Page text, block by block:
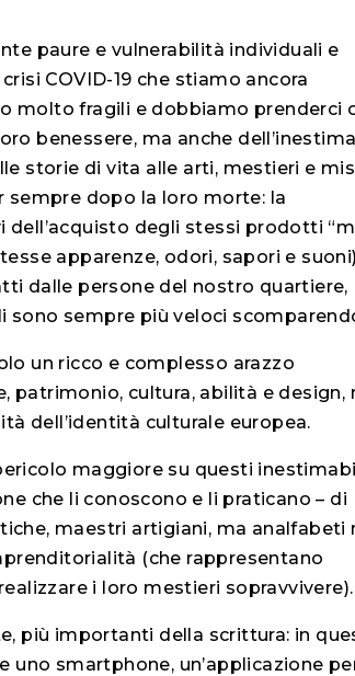
paure e vulnerabilità individuali e
COVID-19 che stiamo ancora
molto fragili e dobbiamo prenderci
benessere, ma anche
storie di vita alle arti, mestieri e
sempre dopo la loro morte: la
dell’acquisto degli stessi prodotti
apparenze, odori, sapori e
dalle persone del nostro quartiere,
sempre più veloci
un ricco e complesso arazzo
patrimonio, cultura, abilità e design,
dell’identità culturale europea.
maggiore su questi
che li conoscono e li praticano – di
maestri artigiani, ma analfabeti
(che rappresentano
i loro mestieri sopravvivere).
più importanti della scrittura: in
uno smartphone, un’applicazione